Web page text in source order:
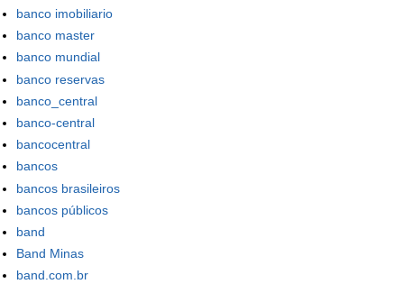
banco imobiliario
banco master
banco mundial
banco reservas
banco_central
banco-central
bancocentral
bancos
bancos brasileiros
bancos públicos
band
Band Minas
band.com.br